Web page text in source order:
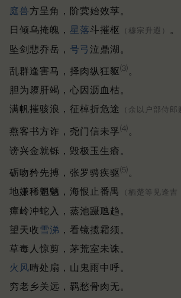
庭兽方呈角，阶蓂始效莩。
日倾乌掩魄， 星落斗摧枢 （穆宗升遐）
。
坠剑悲乔岳， 号弓 泣鼎湖。
乱群逢害马，择肉纵狂䝙⑶ 。
胆为隳肝竭，心因沥血枯。
满帆摧骇浪，征棹折危途
（余以户部侍郎
燕客书方诈，尧门信未孚⑷。
谤兴金就铄，毁极玉生瘉。
砺吻矜先搏，张罗骋疾驱⑸ 。
地嫌稀魍魉，海恨止番禺
（栖楚等见逢吉
瘴岭冲蛇入，蒸池蹑虺趋。
望天收 雪涕 ，看镜揽霜须。
草毒人惊剪，茅荒室未诛。
火风 晴处扇，山鬼雨中呼。
穷老乡关远，羁愁骨肉无。